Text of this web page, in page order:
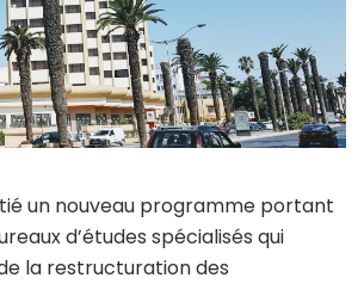
un nouveau programme portant
d’études spécialisés qui
la restructuration des